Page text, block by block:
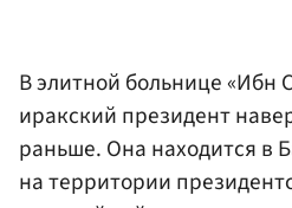
В элитной больнице «Ибн
иракский президент
раньше. Она находится в
на территории